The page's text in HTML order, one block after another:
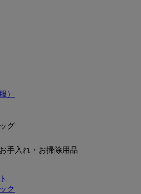
）
グ
手入れ・お掃除用品
ク